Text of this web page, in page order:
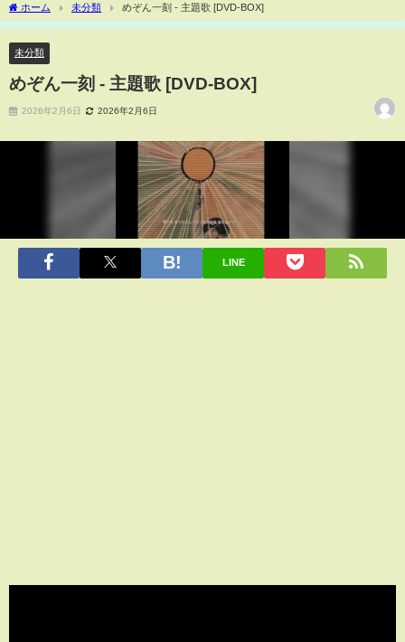
ホーム 未分類 めぞん一刻 - 主題歌 [DVD-BOX]
未分類
めぞん一刻 - 主題歌 [DVD-BOX]
2026年2月6日 2026年2月6日
LINE